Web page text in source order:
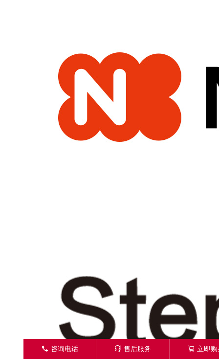
󦁁 咨询电话 󦑱 售后服务 󦂱 立即购